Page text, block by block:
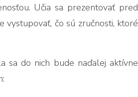
Učia sa prezentovať pred
vystupovať, čo sú zručnosti, ktoré
sa do nich bude naďalej aktívne